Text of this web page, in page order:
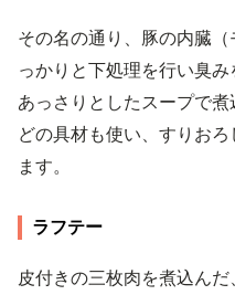
その名の通り、豚の内臓
っかりと下処理を行い臭
あっさりとしたスープで
どの具材も使い、すりお
ます。
ラフテー
皮付きの三枚肉を煮込ん